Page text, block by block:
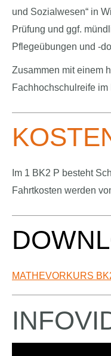
und Sozialwesen“ in
Prüfung und ggf.
Pflegeübungen und -
Zusammen mit einem
Fachhochschulreife
Im 1 BK2 P besteht
Fahrtkosten werden
MATHEVORKURS